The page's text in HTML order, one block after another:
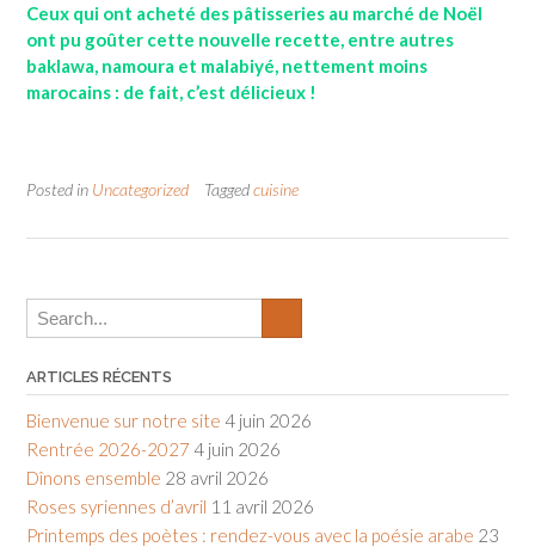
Ceux qui ont acheté des pâtisseries au marché de Noël
ont pu goûter cette nouvelle recette, entre autres
baklawa, namoura et malabiyé, nettement moins
marocains : de fait, c’est délicieux !
Posted in Uncategorized Taggedcuisine
ARTICLES RÉCENTS
Bienvenue sur notre site 4 juin 2026
Rentrée 2026-2027 4 juin 2026
Dînons ensemble 28 avril 2026
Roses syriennes d’avril 11 avril 2026
Printemps des poètes : rendez-vous avec la poésie arabe 23